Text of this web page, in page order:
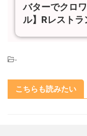
バターでクロ
ル】Rレスト
-
こちらも読みたい